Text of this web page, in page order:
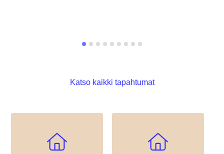
Katso kaikki tapahtumat